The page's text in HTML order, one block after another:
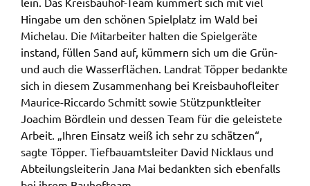
Hinga­be um den schö­nen Spiel­platz im Wald bei
Miche­lau. Die Mitar­bei­ter halten die Spiel­ge­rä­te
instand, füllen Sand auf, kümmern sich um die Grün-
und auch die Wasser­flä­chen. Land­rat Töpper bedank­te
sich in diesem Zusam­men­hang bei Kreis­bau­hof­lei­ter
Maurice-Riccar­do Schmitt sowie Stütz­punkt­lei­ter
Joachim Börd­lein und dessen Team für die geleis­te­te
Arbeit. „Ihren Einsatz weiß ich sehr zu schät­zen“,
sagte Töpper. Tief­bau­amts­lei­ter David Nick­laus und
Abtei­lungs­lei­te­rin Jana Mai bedank­ten sich eben­falls
Hierbei wird der erweiterte Datenschutzmodus
verwendet, der nach Anbieterangaben eine
Speicherung von Nutzerinformationen erst bei
Wiedergabe des/der Videos in Gang setzt. Wird die
Wiedergabe eingebetteter YouTube-Videos
gestartet, setzt YouTube Cookies ein, um
Informationen über das Nutzerverhalten zu
sammeln. Anders als bei Geltung der DSGVO
werden Sie insofern nicht erst um Einwilligung
gebeten. Zudem ist nach dem sog. CLOUD-Act der
USA eine Weitergabe an Regierungsbehörden zu